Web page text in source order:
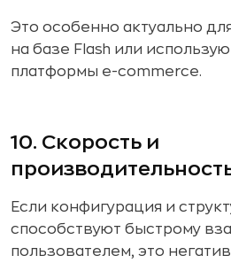
Это особенно актуально
на базе Flash или
платформы e-commerce.
10. Скорость и
Если конфигурация и
способствуют быстрому
пользователем, это